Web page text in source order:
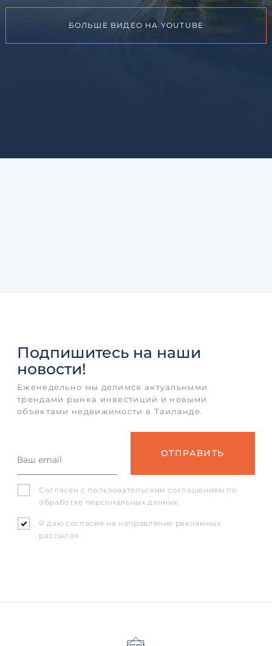
БОЛЬШЕ ВИДЕО НА YOUTUBE
Подпишитесь на наши
новости!
Еженедельно мы делимся актуальными
трендами рынка инвестиций и новыми
объектами недвижимости в Таиланде.
Согласен с пользовательским соглашением по
обработке персональных данных
Я даю согласие на направление рекламных
рассылок